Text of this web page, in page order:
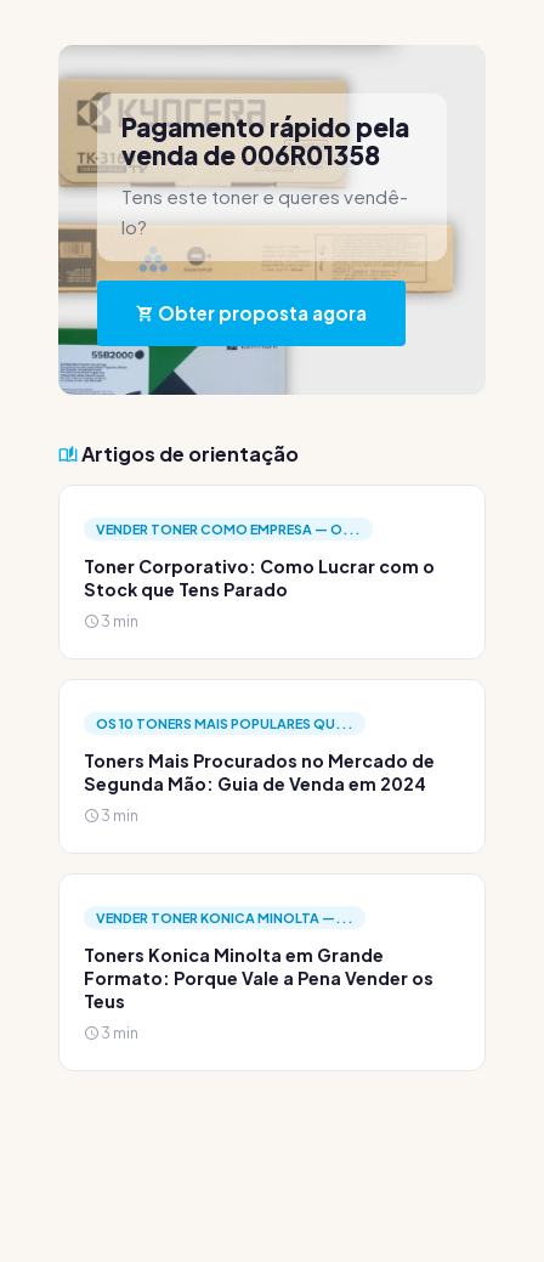
Pagamento rápido pela
venda de 006R01358
Tens este toner e queres vendê-
lo?
Obter proposta agora
Artigos de orientação
VENDER TONER COMO EMPRESA — O...
Toner Corporativo: Como Lucrar com o
Stock que Tens Parado
3 min
OS 10 TONERS MAIS POPULARES QU...
Toners Mais Procurados no Mercado de
Segunda Mão: Guia de Venda em 2024
3 min
VENDER TONER KONICA MINOLTA —...
Toners Konica Minolta em Grande
Formato: Porque Vale a Pena Vender os
Teus
3 min